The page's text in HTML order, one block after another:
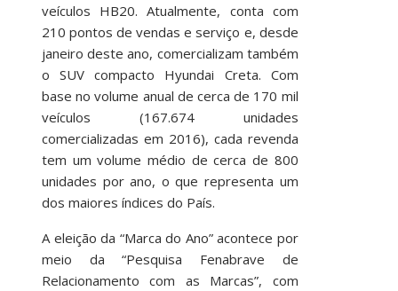
veículos HB20. Atualmente, conta com
210 pontos de vendas e serviço e, desde
janeiro deste ano, comercializam também
o SUV compacto Hyundai Creta. Com
base no volume anual de cerca de 170 mil
veículos (167.674 unidades
comercializadas em 2016), cada revenda
tem um volume médio de cerca de 800
unidades por ano, o que representa um
dos maiores índices do País.
A eleição da “Marca do Ano” acontece por
meio da “Pesquisa Fenabrave de
Relacionamento com as Marcas”, com